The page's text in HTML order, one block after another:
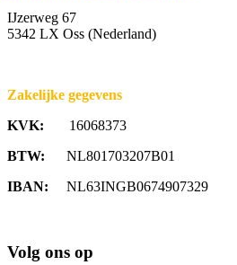
IJzerweg 67
5342 LX Oss (Nederland)
Zakelijke gegevens
KVK: 16068373
BTW: NL801703207B01
IBAN: NL63INGB0674907329
Volg ons op